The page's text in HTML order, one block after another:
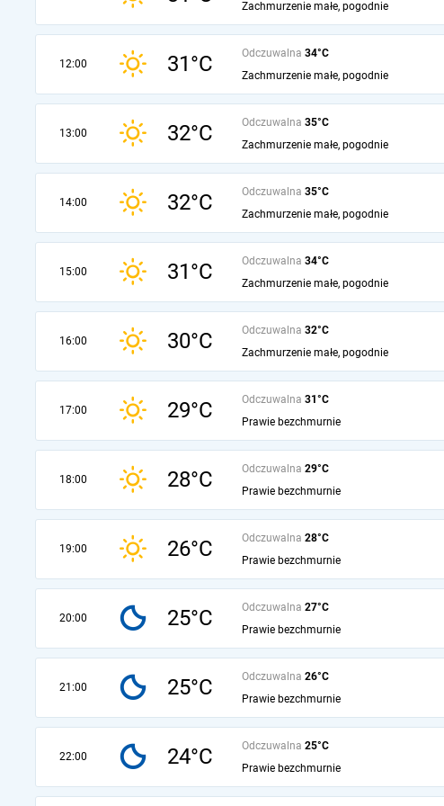
Zachmurzenie małe, pogodnie
12:00 31°C Odczuwalna 34°C
Zachmurzenie małe, pogodnie
13:00 32°C Odczuwalna 35°C
Zachmurzenie małe, pogodnie
14:00 32°C Odczuwalna 35°C
Zachmurzenie małe, pogodnie
15:00 31°C Odczuwalna 34°C
Zachmurzenie małe, pogodnie
16:00 30°C Odczuwalna 32°C
Zachmurzenie małe, pogodnie
17:00 29°C Odczuwalna 31°C
Prawie bezchmurnie
18:00 28°C Odczuwalna 29°C
Prawie bezchmurnie
19:00 26°C Odczuwalna 28°C
Prawie bezchmurnie
20:00 25°C Odczuwalna 27°C
Prawie bezchmurnie
21:00 25°C Odczuwalna 26°C
Prawie bezchmurnie
22:00 24°C Odczuwalna 25°C
Prawie bezchmurnie